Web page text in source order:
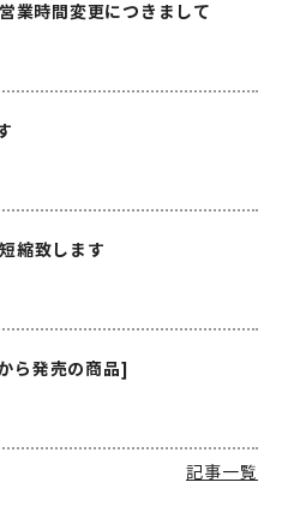
業時間変更につきまして
縮致します
ら発売の商品]
記事一覧